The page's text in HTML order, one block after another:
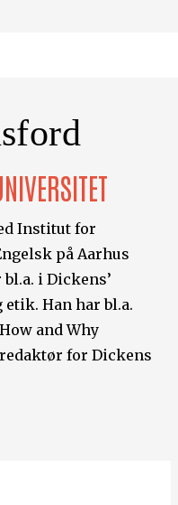
Institut for
på Aarhus
i Dickens’
Han har bl.a.
and Why
for Dickens